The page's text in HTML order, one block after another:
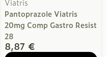
Viatris
Pantoprazole Viatris
20mg Comp Gastro Resist
28
8,87 €